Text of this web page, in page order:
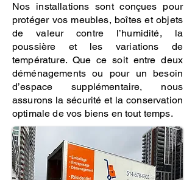
Nos installations sont conçues pour
protéger vos meubles, boîtes et objets
de valeur contre l’humidité, la
poussière et les variations de
température. Que ce soit entre deux
déménagements ou pour un besoin
d’espace supplémentaire, nous
assurons la sécurité et la conservation
optimale de vos biens en tout temps.